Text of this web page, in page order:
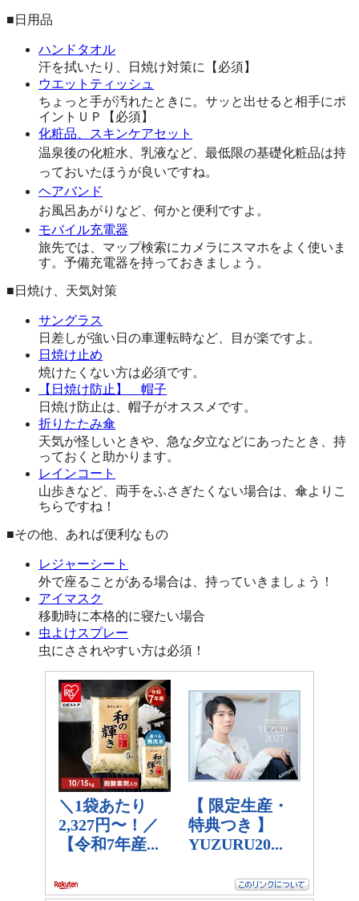
■日用品
ハンドタオル
汗を拭いたり、日焼け対策に【必須】
ウエットティッシュ
ちょっと手が汚れたときに。サッと出せると相手にポ
イントＵＰ【必須】
化粧品、スキンケアセット
温泉後の化粧水、乳液など、最低限の基礎化粧品は持
っておいたほうが良いですね。
ヘアバンド
お風呂あがりなど、何かと便利ですよ。
モバイル充電器
旅先では、マップ検索にカメラにスマホをよく使いま
す。予備充電器を持っておきましょう。
■日焼け、天気対策
サングラス
日差しが強い日の車運転時など、目が楽ですよ。
日焼け止め
焼けたくない方は必須です。
【日焼け防止】 帽子
日焼け防止は、帽子がオススメです。
折りたたみ傘
天気が怪しいときや、急な夕立などにあったとき、持
っておくと助かります。
レインコート
山歩きなど、両手をふさぎたくない場合は、傘よりこ
ちらですね！
■その他、あれば便利なもの
レジャーシート
外で座ることがある場合は、持っていきましょう！
アイマスク
移動時に本格的に寝たい場合
虫よけスプレー
虫にさされやすい方は必須！